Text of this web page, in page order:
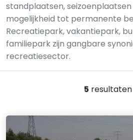
standplaatsen,
mogelijkheid tot permanente
Recreatiepark, vakantiepark,
familiepark zijn gangbare
recreatiesector.
5 resultaten